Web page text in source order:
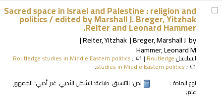
Sacred space in Israel and Palestine : religion and
politics /edited by Marshall J. Breger, Yitzhak
Reiter and Leonard Hammer.
by
Breger, Marshall J
Reiter, Yitzhak
Hammer, Leonard M
السلاسل: Routledge studies in Middle Eastern politics; 41 | Routledge
studies in Middle Eastern politics; 41.
نوع المادة :
نص؛ التنسيق: طباعة؛ الشكل الأدبي: غير أدبي؛ الجمهور:
عام;